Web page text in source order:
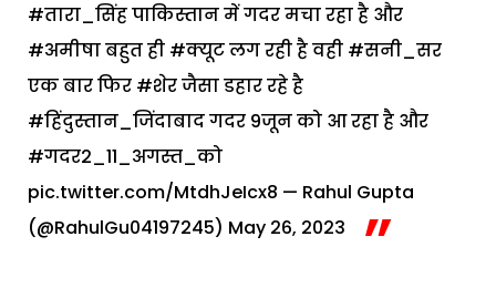
#तारा_सिंहपाकिस्तान में गदर मचा रहा है और
#अमीषाबहुत ही #क्यूटलग रही है वही #सनी_सर
एक बार फिर #शेरजैसा डहार रहे है
#हिंदुस्तान_जिंदाबादगदर 9जून को आ रहा है और
#गदर2_11_अगस्त_को
pic.twitter.com/MtdhJeIcx8 — Rahul Gupta
(@RahulGu04197245) May 26, 2023